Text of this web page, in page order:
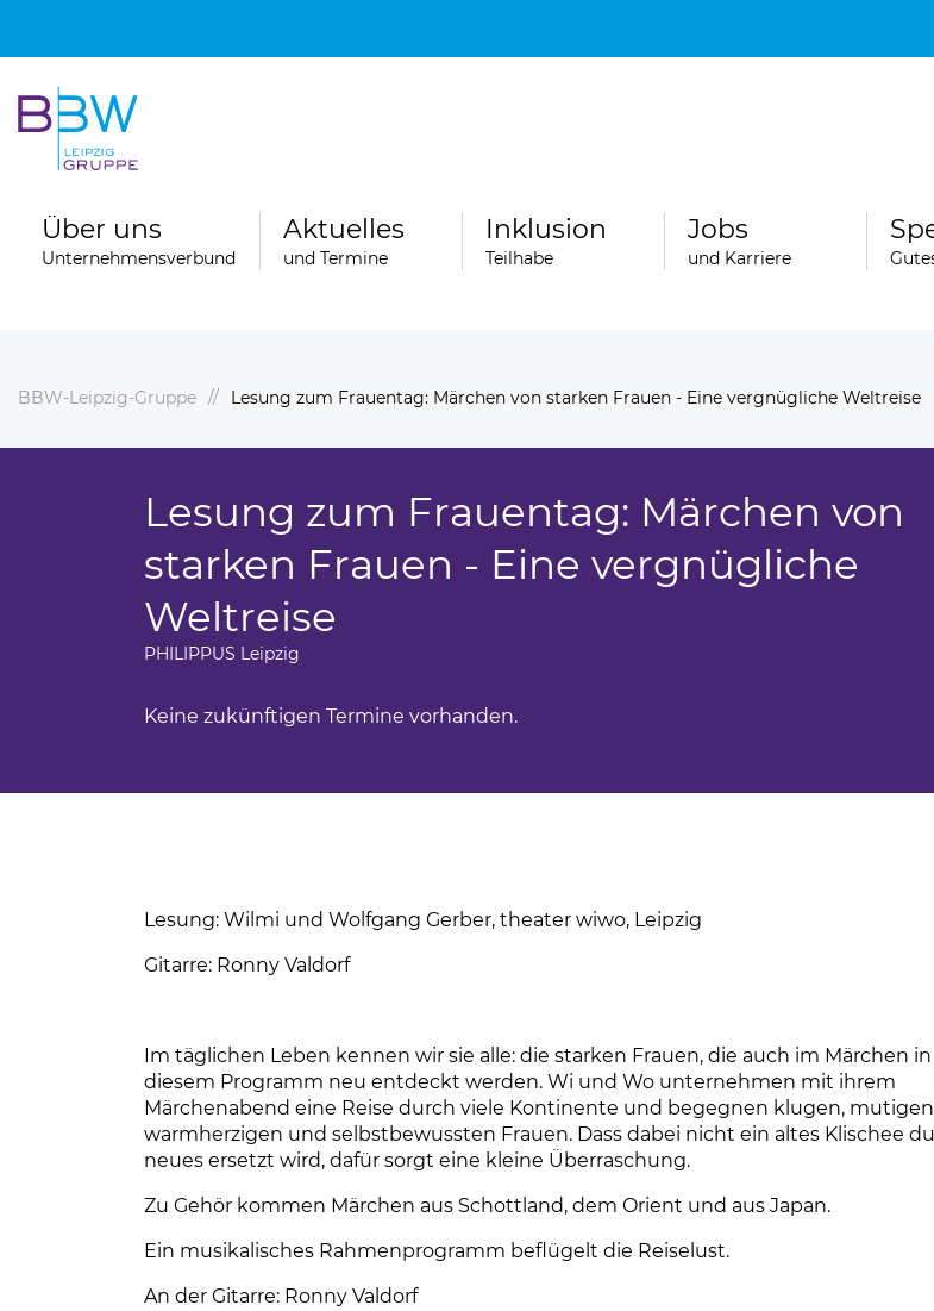
Über uns
Unternehmensverbund
Aktuelles
und Termine
Inklusion
Teilhabe
Jobs
und Karriere
Engagement
Spenden
Ferienfahrten für Menschen mit Autismus
Sportwochen der Wolfgang-Mutzeck-Schule
Ein Rollstuhl-Transportrad für Philippus
BBW Sozialfonds
BBW-Leipzig-Gruppe Lesung zum Frauentag: Märchen von starken Frauen - Eine vergnügliche Weltreise
Lesung zum Frauentag: Märchen von
starken Frauen - Eine vergnügliche
Weltreise
PHILIPPUS Leipzig
Keine zukünftigen Termine vorhanden.
Lesung: Wilmi und Wolfgang Gerber, theater wiwo, Leipzig
Gitarre: Ronny Valdorf
Im täglichen Leben kennen wir sie alle: die starken Frauen, die auch im Märchen in
diesem Programm neu entdeckt werden. Wi und Wo unternehmen mit ihrem
Märchenabend eine Reise durch viele Kontinente und begegnen klugen,
warmherzigen und selbstbewussten Frauen. Dass dabei nicht ein altes Klischee
neues ersetzt wird, dafür sorgt eine kleine Überraschung.
Zu Gehör kommen Märchen aus Schottland, dem Orient und aus Japan.
Ein musikalisches Rahmenprogramm beflügelt die Reiselust.
An der Gitarre: Ronny Valdorf